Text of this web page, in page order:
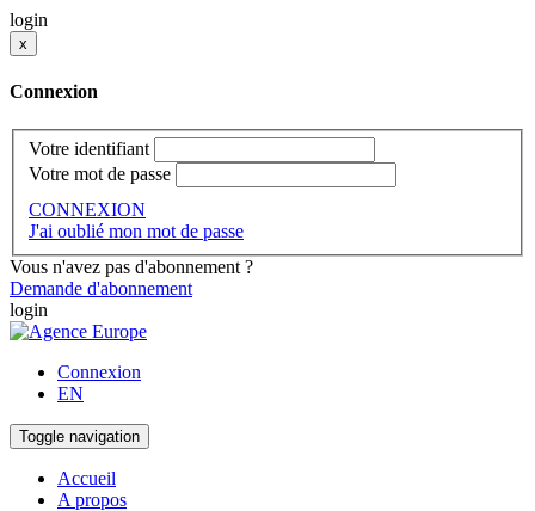
login
x
Connexion
Votre identifiant
Votre mot de passe
CONNEXION
J'ai oublié mon mot de passe
Vous n'avez pas d'abonnement ?
Demande d'abonnement
login
Connexion
EN
Toggle navigation
Accueil
A propos